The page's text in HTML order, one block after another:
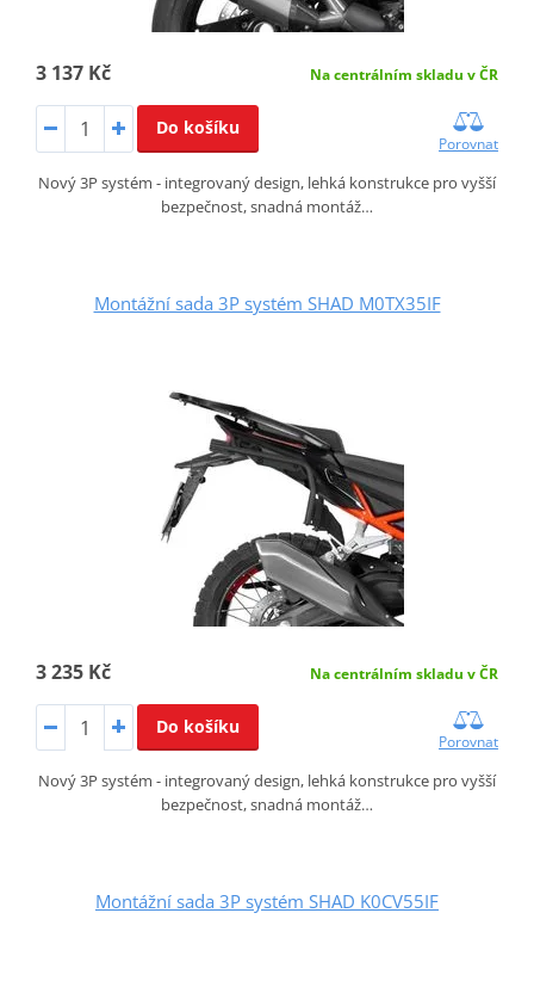
3 137 Kč Na centrálním skladu v ČR
Do košíku
Porovnat
Nový 3P systém - integrovaný design, lehká konstrukce pro vyšší
bezpečnost, snadná montáž…
Montážní sada 3P systém SHAD M0TX35IF
3 235 Kč Na centrálním skladu v ČR
Do košíku
Porovnat
Nový 3P systém - integrovaný design, lehká konstrukce pro vyšší
bezpečnost, snadná montáž…
Montážní sada 3P systém SHAD K0CV55IF